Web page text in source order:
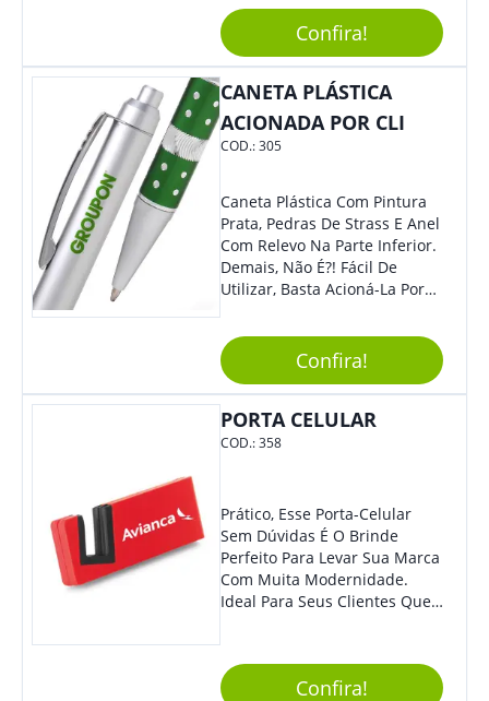
De Exposição.
Confira!
CANETA PLÁSTICA
ACIONADA POR CLI
COD.:305
Caneta Plástica Com Pintura
Prata, Pedras De Strass E Anel
Com Relevo Na Parte Inferior.
Demais, Não É?! Fácil De
Utilizar, Basta Acioná-La Por
Confira!
PORTA CELULAR
COD.:358
Prático, Esse Porta-Celular
Sem Dúvidas É O Brinde
Perfeito Para Levar Sua Marca
Com Muita Modernidade.
Ideal Para Seus Clientes Que
Sua Empresa Terá O Grande
Destaque Merecido.
Confira!